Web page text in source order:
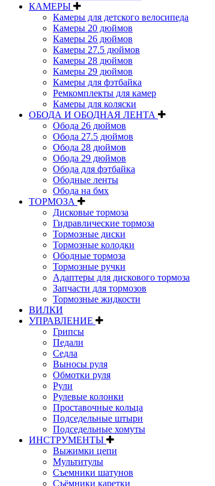
КАМЕРЫ
Камеры для детского велосипеда
Камеры 20 дюймов
Камеры 26 дюймов
Камеры 27.5 дюймов
Камеры 28 дюймов
Камеры 29 дюймов
Камеры для фэтбайка
Ремкомплекты для камер
Камеры для коляски
ОБОДА И ОБОДНАЯ ЛЕНТА
Обода 26 дюймов
Обода 27.5 дюймов
Обода 28 дюймов
Обода 29 дюймов
Обода для фэтбайка
Ободные ленты
Обода на бмх
ТОРМОЗА
Дисковые тормоза
Гидравлические тормоза
Тормозные диски
Тормозные колодки
Ободные тормоза
Тормозные ручки
Адаптеры для дискового тормоза
Запчасти для тормозов
Тормозные жидкости
ВИЛКИ
УПРАВЛЕНИЕ
Грипсы
Педали
Седла
Выносы руля
Обмотки руля
Рули
Рулевые колонки
Проставочные кольца
Подседельные штыри
Подседельные хомуты
ИНСТРУМЕНТЫ
Выжимки цепи
Мультитулы
Съемники шатунов
Съёмники каретки